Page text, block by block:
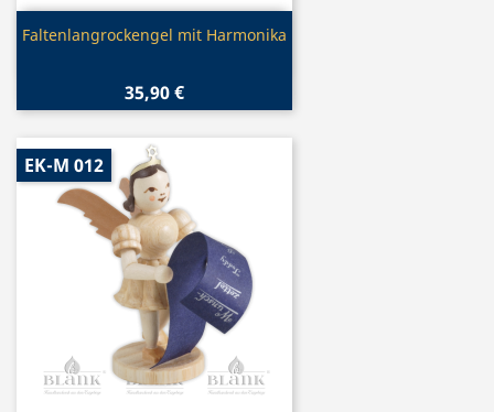
Vorschau
Faltenlangrockengel mit Harmonika
35,90 €
EK-M 012